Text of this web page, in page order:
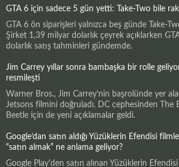
GTA 6 için sadece 5 gün yetti: Take-Two bile
GTA 6 ön siparişleri yalnızca beş günde Take-
Şirket 1,39 milyar dolarlık çeyrek açıklarken
dolarlık satış tahminleri gündemde.
Jim Carrey yıllar sonra bambaşka bir rolle
resmileşti
Warner Bros., Jim Carrey'nin başrolünde yer
Jetsons filmini doğruladı. DC cephesinden The
Beetle için de yeni açıklamalar geldi.
Google’dan satın aldığı Yüzüklerin Efendisi
“satın almak” ne anlama geliyor?
Google Play'den satın alınan Yüzüklerin